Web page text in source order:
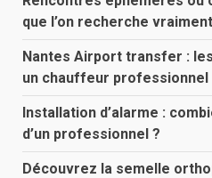
que l’on recherche vraiment
Nantes Airport transfer :
un chauffeur professionnel
Installation d’alarme :
d’un professionnel ?
Découvrez la semelle